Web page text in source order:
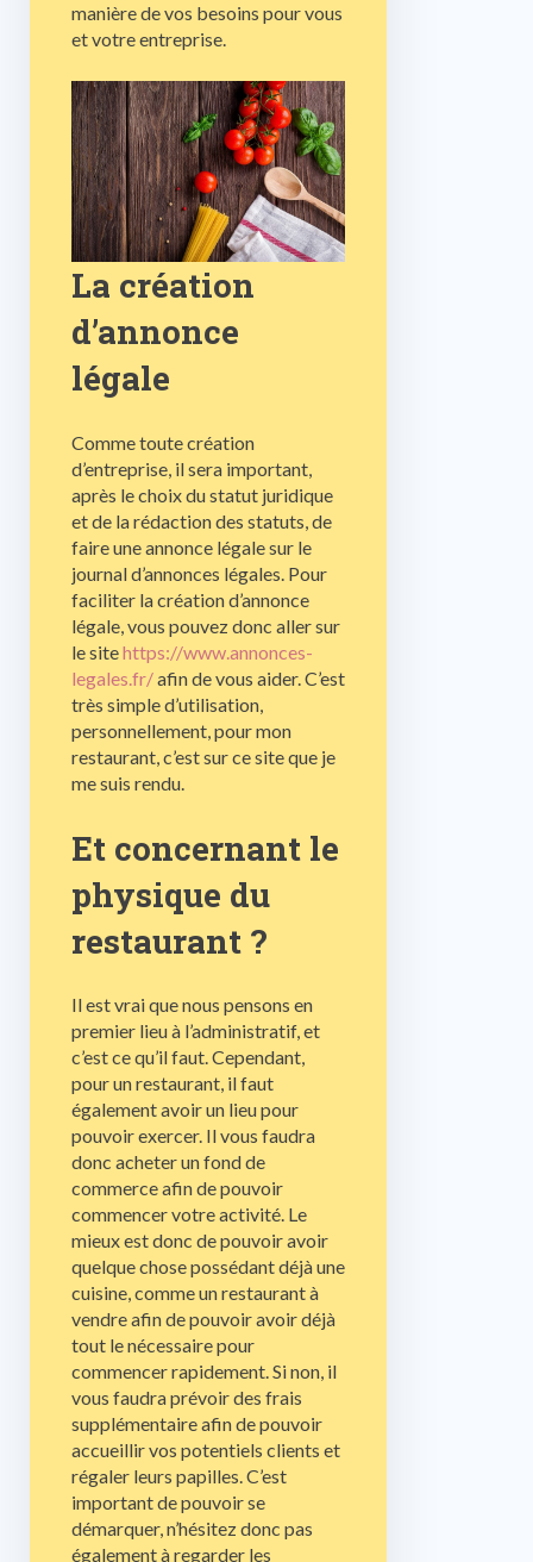
manière de vos besoins pour vous
et votre entreprise.
La création
d’annonce
légale
Comme toute création
d’entreprise, il sera important,
après le choix du statut juridique
et de la rédaction des statuts, de
faire une annonce légale sur le
journal d’annonces légales. Pour
faciliter la création d’annonce
légale, vous pouvez donc aller sur
le sitehttps://www.annonces-
legales.fr/afin de vous aider. C’est
très simple d’utilisation,
personnellement, pour mon
restaurant, c’est sur ce site que je
me suis rendu.
Et concernant le
physique du
restaurant ?
Il est vrai que nous pensons en
premier lieu à l’administratif, et
c’est ce qu’il faut. Cependant,
pour un restaurant, il faut
également avoir un lieu pour
pouvoir exercer. Il vous faudra
donc acheter un fond de
commerce afin de pouvoir
commencer votre activité. Le
mieux est donc de pouvoir avoir
quelque chose possédant déjà une
cuisine, comme un restaurant à
vendre afin de pouvoir avoir déjà
tout le nécessaire pour
commencer rapidement. Si non, il
vous faudra prévoir des frais
supplémentaire afin de pouvoir
accueillir vos potentiels clients et
régaler leurs papilles. C’est
important de pouvoir se
démarquer, n’hésitez donc pas
également à regarder les